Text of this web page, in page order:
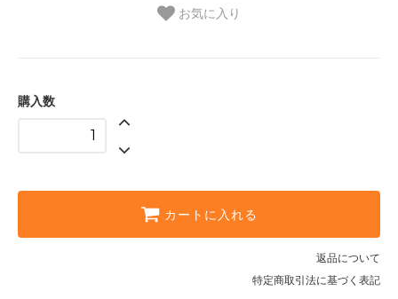
お気に入り
購入数
カートに入れる
返品について
特定商取引法に基づく表記